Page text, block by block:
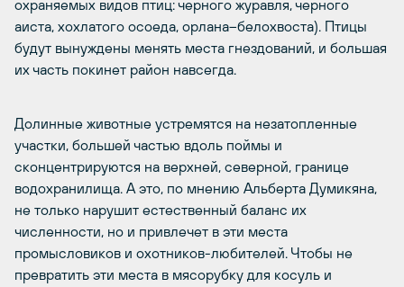
охраняемых видов птиц: черного журавля, черного
аиста, хохлатого осоеда, орлана–белохвоста). Птицы
будут вынуждены менять места гнездований, и большая
их часть покинет район навсегда.
Долинные животные устремятся на незатопленные
участки, большей частью вдоль поймы и
сконцентрируются на верхней, северной, границе
водохранилища. А это, по мнению Альберта Думикяна,
не только нарушит естественный баланс их
численности, но и привлечет в эти места
промысловиков и охотников-любителей. Чтобы не
превратить эти места в мясорубку для косуль и